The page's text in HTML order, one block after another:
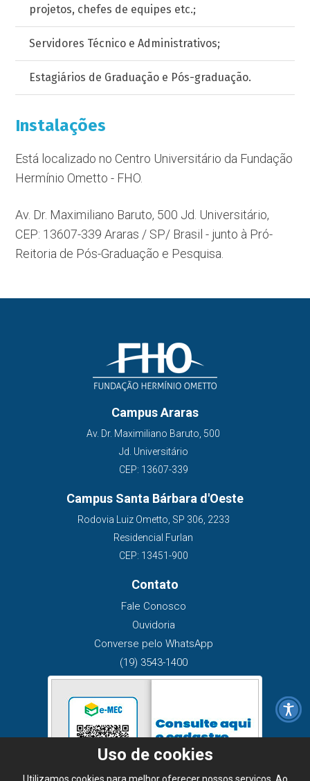
projetos, chefes de equipes etc.;
Servidores Técnico e Administrativos;
Estagiários de Graduação e Pós-graduação.
Instalações
Está localizado no Centro Universitário da Fundação
Hermínio Ometto - FHO.
Av. Dr. Maximiliano Baruto, 500 Jd. Universitário,
CEP: 13607-339 Araras / SP/ Brasil - junto à Pró-
Reitoria de Pós-Graduação e Pesquisa.
Campus Araras
Av. Dr. Maximiliano Baruto, 500
Jd. Universitário
CEP: 13607-339
Campus Santa Bárbara d'Oeste
Rodovia Luiz Ometto, SP 306, 2233
Residencial Furlan
CEP: 13451-900
Contato
Fale Conosco
Ouvidoria
Converse pelo WhatsApp
(19) 3543-1400
Uso de cookies